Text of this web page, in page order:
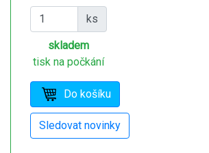
ks
skladem
tisk na počkání